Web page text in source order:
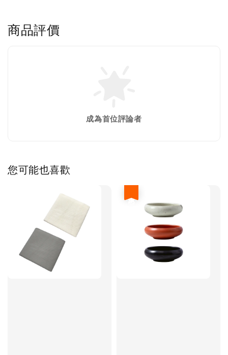
商品評價
成為首位評論者
您可能也喜歡